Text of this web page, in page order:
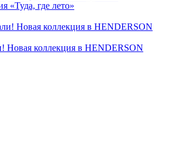
«Туда, где лето»
Новая коллекция в HENDERSON